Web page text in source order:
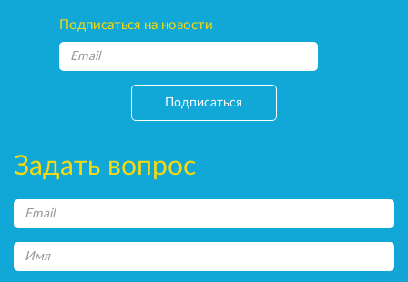
Подписаться на новости
Подписаться
Задать вопрос